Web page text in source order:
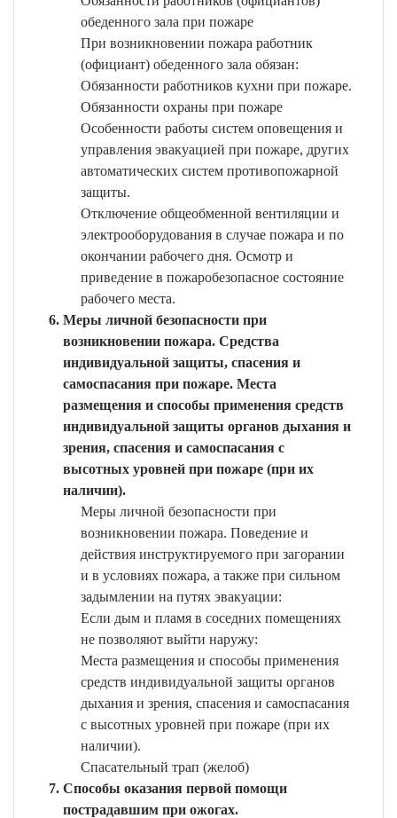
обеденного зала при пожаре
При возникновении пожара работник
(официант) обеденного зала обязан:
Обязанности работников кухни при пожаре.
Обязанности охраны при пожаре
Особенности работы систем оповещения и
управления эвакуацией при пожаре, других
автоматических систем противопожарной
защиты.
Отключение общеобменной вентиляции и
электрооборудования в случае пожара и по
окончании рабочего дня. Осмотр и
приведение в пожаробезопасное состояние
рабочего места.
Меры личной безопасности при
возникновении пожара. Средства
индивидуальной защиты, спасения и
самоспасания при пожаре. Места
размещения и способы применения средств
индивидуальной защиты органов дыхания и
зрения, спасения и самоспасания с
высотных уровней при пожаре (при их
наличии).
Меры личной безопасности при
возникновении пожара. Поведение и
действия инструктируемого при загорании
и в условиях пожара, а также при сильном
задымлении на путях эвакуации:
Если дым и пламя в соседних помещениях
не позволяют выйти наружу:
Места размещения и способы применения
средств индивидуальной защиты органов
дыхания и зрения, спасения и самоспасания
с высотных уровней при пожаре (при их
наличии).
Спасательный трап (желоб)
Способы оказания первой помощи
пострадавшим при ожогах.